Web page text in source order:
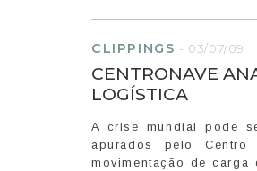
CLIPPINGS -03/07/09
CENTRONAVE
LOGÍSTICA
A crise mundial pode
apurados pelo
movimentação de